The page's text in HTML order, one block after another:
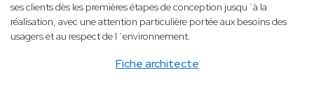
Fiche architecte
ses clients dès les premières étapes de conception jusqu´à la
réalisation, avec une attention particulière portée aux besoins des
usagers et au respect de l´environnement.